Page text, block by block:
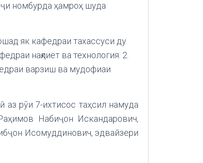
номбурда ҳамроҳ шуда
як кафедраи тахассуси ду
нақлиёт ва технология. 2.
варзиш ва мудофиаи
аз рӯи 7-ихтисос таҳсил намуда
Набиҷон Искандарович,
Исомуддинович, эдвайзери